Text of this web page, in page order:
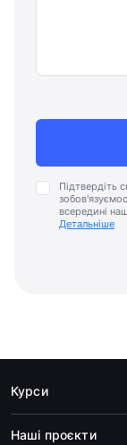
Підтвердіть
всередині
Детальніше
Курси
Наші проєкти